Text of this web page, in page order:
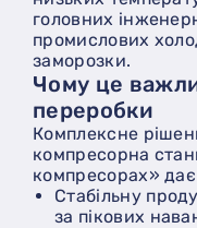
головних
промислових
заморозки.
Чому це
переробки
Комплексне
компресорна
компресорах»
стабільну продуктивність заморозки навіть
за пікових